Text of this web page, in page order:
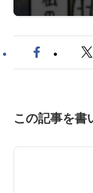
この記事を書